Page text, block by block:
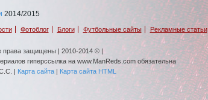
2014/2015
Фотоблог Блоги Футбольные сайты Рекламные статьи
права защищены | 2010-2014 © |
гиперссылка на www.ManReds.com обязательна
| Карта сайта| Карта сайта HTML